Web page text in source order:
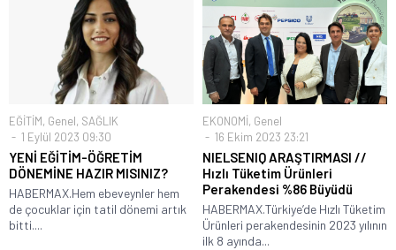
EĞİTİM, Genel, SAĞLIK
1 Eylül 2023 09:30
YENİ EĞİTİM-ÖĞRETİM
DÖNEMİNE HAZIR MISINIZ?
HABERMAX.Hem ebeveynler hem
de çocuklar için tatil dönemi artık
bitti....
EKONOMİ, Genel
16 Ekim 2023 23:21
NIELSENIQ ARAŞTIRMASI //
Hızlı Tüketim Ürünleri
Perakendesi %86 Büyüdü
HABERMAX.Türkiye’de Hızlı Tüketim
Ürünleri perakendesinin 2023 yılının
ilk 8 ayında...